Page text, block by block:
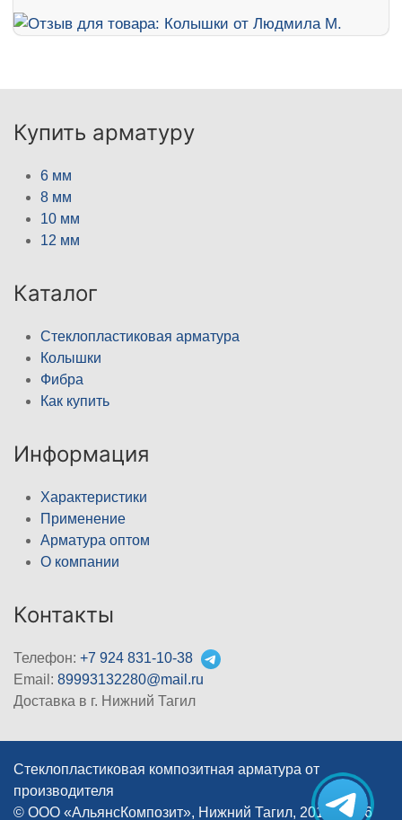
Купить арматуру
6 мм
8 мм
10 мм
12 мм
Каталог
Стеклопластиковая арматура
Колышки
Фибра
Как купить
Информация
Характеристики
Применение
Арматура оптом
О компании
Контакты
Телефон: +7 924 831-10-38
Email: 89993132280@mail.ru
Доставка в г. Нижний Тагил
Стеклопластиковая композитная арматура от
производителя
© ООО «АльянсКомпозит», Нижний Тагил, 2012–2026